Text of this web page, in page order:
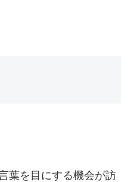
葉を目にする機会が訪